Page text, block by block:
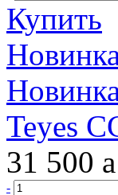
Купить
Новинка
Новинка
Teyes
31 500 a
-